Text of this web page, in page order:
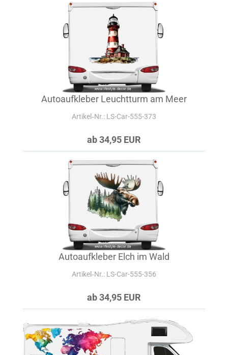
Autoaufkleber Leuchtturm am Meer
Artikel‑Nr.: LS-Car-555-373
ab 34,95 EUR
Autoaufkleber Elch im Wald
Artikel‑Nr.: LS-Car-555-356
ab 34,95 EUR